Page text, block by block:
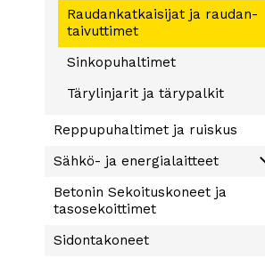
Raudan­katkaisijat ja raudan­
taivuttimet
Sinkopuhaltimet
Tärylinjarit ja tärypalkit
Reppupuhaltimet ja ruiskus
Sähkö- ja energialaitteet
Pallovalot ja Valotornit
Betonin Sekoituskoneet ja
tasose­koittimet
Sidontakoneet